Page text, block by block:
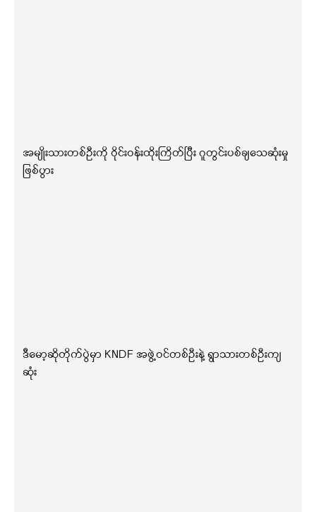
အမျိုးသားတစ်ဦးကို ဝိုင်းဝန်းထိုးကြိတ်ပြီး ဂူတွင်းပစ်ချသေဆုံးမှု
ဖြစ်ပွား
ဒီမော့ဆိုတိုက်ပွဲမှာ KNDF အဖွဲ့ဝင်တစ်ဦးနဲ့ ရွာသားတစ်ဦးကျ
ဆုံး